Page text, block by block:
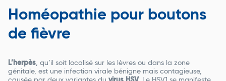
Homéopathie pour boutons
de fièvre
L’herpès, qu’il soit localisé sur les lèvres ou dans la zone
génitale, est une infection virale bénigne mais contagieuse,